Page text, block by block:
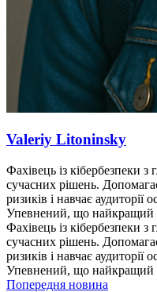
Valeriy Litoninsky
Фахівець із кібербезпеки з
сучасних рішень.
ризиків і навчає аудиторії
Упевнений, що найкращий
Фахівець із кібербезпеки з
сучасних рішень.
ризиків і навчає аудиторії
Упевнений, що найкращий
Попередня новина